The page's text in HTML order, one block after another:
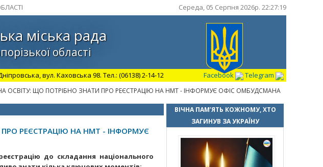
Середа, 05 Серпня 2026р. 22:27:20
міська рада
області
вул. Каховська 98. Тел.: (06138) 2-14-12 Facebook
Telegram
ОСВІТУ: ЩО ПОТРІБНО ЗНАТИ ПРО РЕЄСТРАЦІЮ НА НМТ - ІНФОРМУЄ ОФІС ОМБУДСМАНА
РЕЄСТРАЦІЮ НА НМТ - ІНФОРМУЄ
до складання національного
ВІЧНА ПАМ’ЯТЬ КОЖНОМУ, ХТО
ЗАГИНУВ ЗА УКРАЇНУ